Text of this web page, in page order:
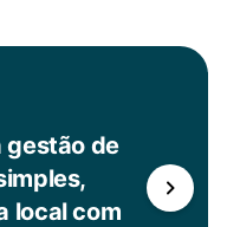
gestão de
local com